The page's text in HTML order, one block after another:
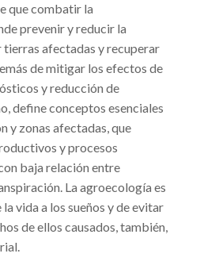
que combatir la
prevenir y reducir la
afectadas y recuperar
de mitigar los efectos de
y reducción de
define conceptos esenciales
y zonas afectadas, que
y procesos
baja relación entre
La agroecología es
vida a los sueños y de evitar
de ellos causados, también,